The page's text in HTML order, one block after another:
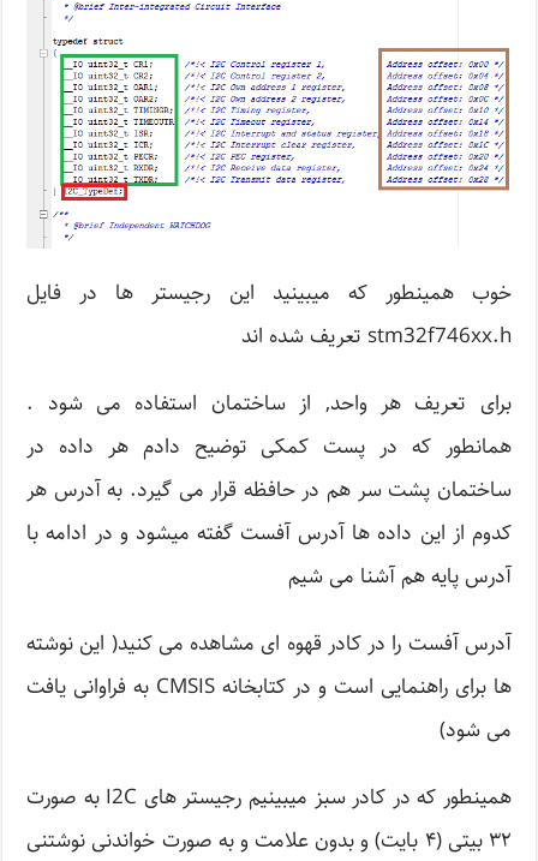
خوب همینطور که میبینید این رجیستر ها در فایل
stm32f746xx.h تعریف شده اند
برای تعریف هر واحد, از ساختمان استفاده می شود .
همانطور که در پست کمکی توضیح دادم هر داده در
ساختمان پشت سر هم در حافظه قرار می گیرد. به آدرس هر
کدوم از این داده ها آدرس آفست گفته میشود و در ادامه با
آدرس پایه هم آشنا می شیم
آدرس آفست را در کادر قهوه ای مشاهده می کنید( این نوشته
ها برای راهنمایی است و در کتابخانه CMSIS به فراوانی یافت
می شود)
همینطور که در کادر سبز میبینیم رجیستر های I2C به صورت
۳۲ بیتی (۴ بایت) و بدون علامت و به صورت خواندنی نوشتنی